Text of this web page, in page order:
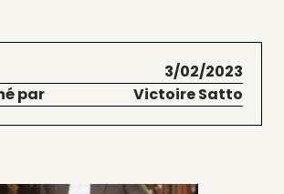
3/02/2023
par
Victoire Satto